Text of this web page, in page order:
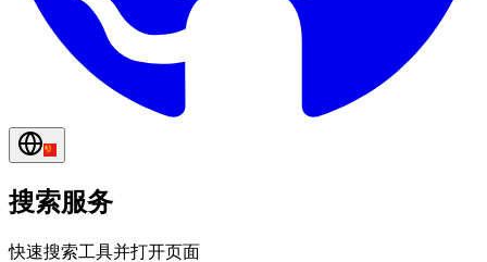
搜索服务
快速搜索工具并打开页面